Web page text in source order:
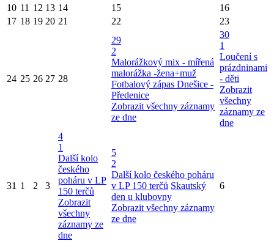
10 11 12 13 14 15
16
17 18 19 20 21 22 23
24 25 26 27 28
29
2
Malorážkový mix - mířená
malorážka -žena+muž
Fotbalový zápas Dnešice -
Předenice
Zobrazit všechny záznamy
ze dne
30
1
Loučení s
prázdninami
- děti
Zobrazit
všechny
záznamy ze
dne
31 1 2 3
4
1
Další kolo
českého
poháru v LP
150 terčů
Zobrazit
všechny
záznamy ze
dne
5
2
Další kolo českého poháru
v LP 150 terčů Skautský
den u klubovny
Zobrazit všechny záznamy
ze dne
6